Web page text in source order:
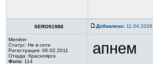
SERO91988 Добавлено:
Member
Статус: Не в сети
Регистрация: 06.02.2011
Откуда: Красноярск
Фото: 114
апнем